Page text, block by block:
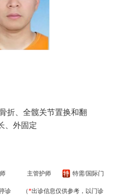
折、全髋关节置换和翻
、外固定
主管护师 特需/国际门
诊 （*出诊信息仅供参考，以门诊